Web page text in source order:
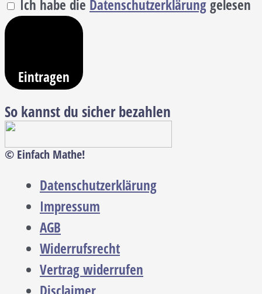
Ich habe die Datenschutzerklärung gelesen
Eintragen
So kannst du sicher bezahlen
© Einfach Mathe!
Datenschutzerklärung
Impressum
AGB
Widerrufsrecht
Vertrag widerrufen